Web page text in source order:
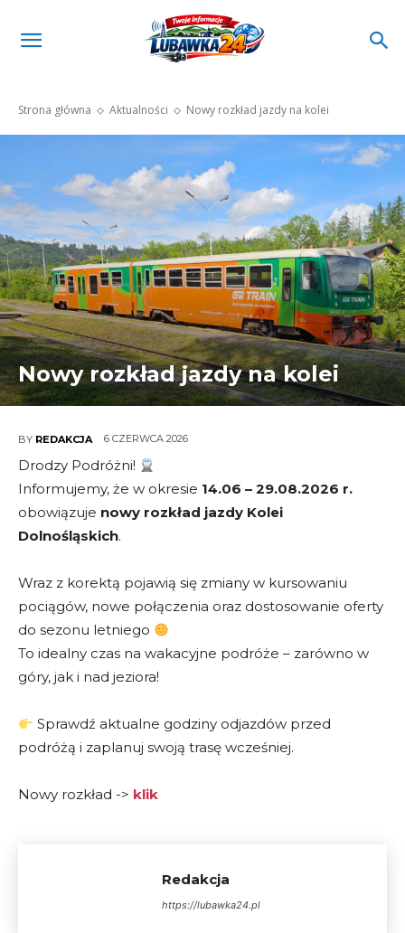
Strona główna Aktualności Nowy rozkład jazdy na kolei
Nowy rozkład jazdy na kolei
BY REDAKCJA 6 CZERWCA 2026
Drodzy Podróżni!
Informujemy, że w okresie 14.06 – 29.08.2026 r.
obowiązuje nowy rozkład jazdy Kolei
Dolnośląskich.
Wraz z korektą pojawią się zmiany w kursowaniu
pociągów, nowe połączenia oraz dostosowanie oferty
do sezonu letniego
To idealny czas na wakacyjne podróże – zarówno w
góry, jak i nad jeziora!
Sprawdź aktualne godziny odjazdów przed
podróżą i zaplanuj swoją trasę wcześniej.
Nowy rozkład -> klik
Redakcja
https://lubawka24.pl